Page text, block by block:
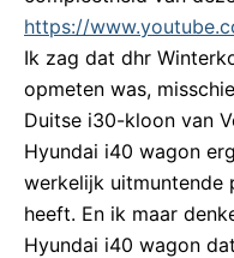
https://
Ik zag dat dhr
opmeten was,
Duitse i30-kloon van
Hyundai i40 wagon
werkelijk uitmuntende
heeft. En ik maar
Hyundai i40 wagon